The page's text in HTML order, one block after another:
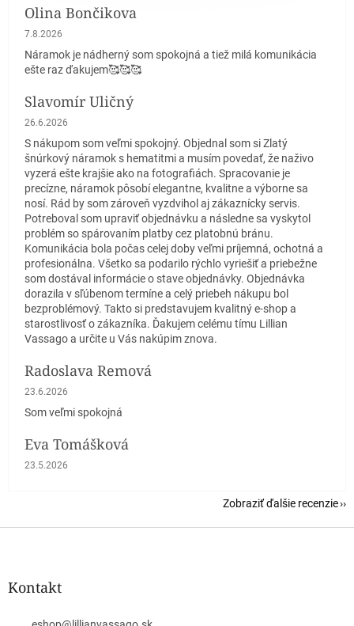
Olina Bončikova
Hodnotenie obchodu je 5 z 5 hviezdičiek.
7.8.2026
Náramok je nádherný som spokojná a tiež milá komunikácia
ešte raz ďakujem🥰🥰🥰
Slavomír Uličný
Hodnotenie obchodu je 5 z 5 hviezdičiek.
26.6.2026
S nákupom som veľmi spokojný. Objednal som si Zlatý
šnúrkový náramok s hematitmi a musím povedať, že naživo
vyzerá ešte krajšie ako na fotografiách. Spracovanie je
precízne, náramok pôsobí elegantne, kvalitne a výborne sa
nosí. Rád by som zároveň vyzdvihol aj zákaznícky servis.
Potreboval som upraviť objednávku a následne sa vyskytol
problém so spárovaním platby cez platobnú bránu.
Komunikácia bola počas celej doby veľmi príjemná, ochotná a
profesionálna. Všetko sa podarilo rýchlo vyriešiť a priebežne
som dostával informácie o stave objednávky. Objednávka
dorazila v sľúbenom termíne a celý priebeh nákupu bol
bezproblémový. Takto si predstavujem kvalitný e-shop a
starostlivosť o zákazníka. Ďakujem celému tímu Lillian
Vassago a určite u Vás nakúpim znova.
Radoslava Remová
Hodnotenie obchodu je 5 z 5 hviezdičiek.
23.6.2026
Som veľmi spokojná
Eva Tomášková
Hodnotenie obchodu je 5 z 5 hviezdičiek.
23.5.2026
Zobraziť ďalšie recenzie
Z
Kontakt